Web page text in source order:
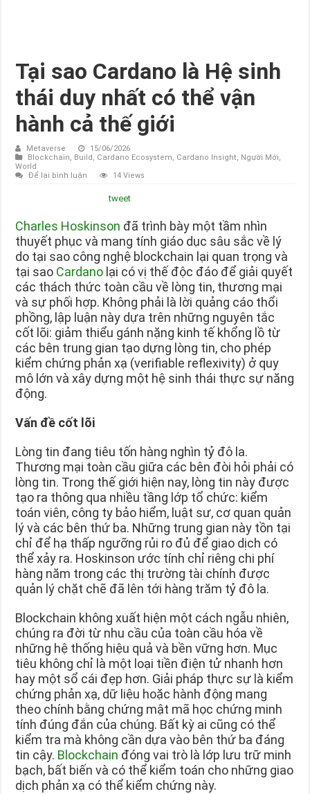
Tại sao Cardano là Hệ sinh
thái duy nhất có thể vận
hành cả thế giới
Metaverse
15/06/2026
Blockchain, Build, Cardano Ecosystem, Cardano Insight, Người Mới,
World
Để lại bình luận
14 Views
tweet
Charles Hoskinson đã trình bày một tầm nhìn
thuyết phục và mang tính giáo dục sâu sắc về lý
do tại sao công nghệ blockchain lại quan trọng và
tại sao Cardano lại có vị thế độc đáo để giải quyết
các thách thức toàn cầu về lòng tin, thương mại
và sự phối hợp. Không phải là lời quảng cáo thổi
phồng, lập luận này dựa trên những nguyên tắc
cốt lõi: giảm thiểu gánh nặng kinh tế khổng lồ từ
các bên trung gian tạo dựng lòng tin, cho phép
kiểm chứng phản xạ (verifiable reflexivity) ở quy
mô lớn và xây dựng một hệ sinh thái thực sự năng
động.
Vấn đề cốt lõi
Lòng tin đang tiêu tốn hàng nghìn tỷ đô la.
Thương mại toàn cầu giữa các bên đòi hỏi phải có
lòng tin. Trong thế giới hiện nay, lòng tin này được
tạo ra thông qua nhiều tầng lớp tổ chức: kiểm
toán viên, công ty bảo hiểm, luật sư, cơ quan quản
lý và các bên thứ ba. Những trung gian này tồn tại
chỉ để hạ thấp ngưỡng rủi ro đủ để giao dịch có
thể xảy ra. Hoskinson ước tính chỉ riêng chi phí
hàng năm trong các thị trường tài chính được
quản lý chặt chẽ đã lên tới hàng trăm tỷ đô la.
Blockchain không xuất hiện một cách ngẫu nhiên,
chúng ra đời từ nhu cầu của toàn cầu hóa về
những hệ thống hiệu quả và bền vững hơn. Mục
tiêu không chỉ là một loại tiền điện tử nhanh hơn
hay một sổ cái đẹp hơn. Giải pháp thực sự là kiểm
chứng phản xạ, dữ liệu hoặc hành động mang
theo chính bằng chứng mật mã học chứng minh
tính đúng đắn của chúng. Bất kỳ ai cũng có thể
kiểm tra mà không cần dựa vào bên thứ ba đáng
tin cậy. Blockchain đóng vai trò là lớp lưu trữ minh
bạch, bất biến và có thể kiểm toán cho những giao
dịch phản xạ có thể kiểm chứng này.